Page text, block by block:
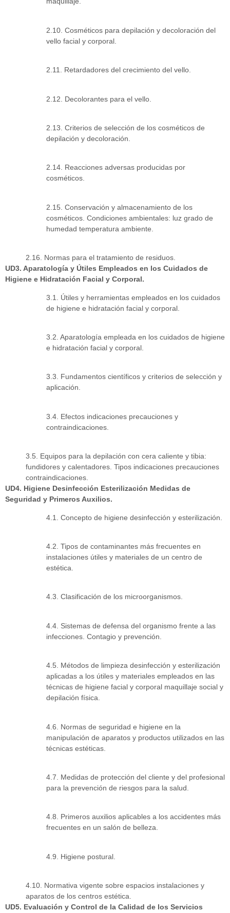
2.10. Cosméticos para depilación y decoloración del
vello facial y corporal.
2.11. Retardadores del crecimiento del vello.
2.12. Decolorantes para el vello.
2.13. Criterios de selección de los cosméticos de
depilación y decoloración.
2.14. Reacciones adversas producidas por
cosméticos.
2.15. Conservación y almacenamiento de los
cosméticos. Condiciones ambientales: luz grado de
humedad temperatura ambiente.
2.16. Normas para el tratamiento de residuos.
UD3. Aparatología y Útiles Empleados en los Cuidados de
Higiene e Hidratación Facial y Corporal.
3.1. Útiles y herramientas empleados en los cuidados
de higiene e hidratación facial y corporal.
3.2. Aparatología empleada en los cuidados de higiene
e hidratación facial y corporal.
3.3. Fundamentos científicos y criterios de selección y
aplicación.
3.4. Efectos indicaciones precauciones y
contraindicaciones.
3.5. Equipos para la depilación con cera caliente y tibia:
fundidores y calentadores. Tipos indicaciones precauciones
contraindicaciones.
UD4. Higiene Desinfección Esterilización Medidas de
Seguridad y Primeros Auxilios.
4.1. Concepto de higiene desinfección y esterilización.
4.2. Tipos de contaminantes más frecuentes en
instalaciones útiles y materiales de un centro de
estética.
4.3. Clasificación de los microorganismos.
4.4. Sistemas de defensa del organismo frente a las
infecciones. Contagio y prevención.
4.5. Métodos de limpieza desinfección y esterilización
aplicadas a los útiles y materiales empleados en las
técnicas de higiene facial y corporal maquillaje social y
depilación física.
4.6. Normas de seguridad e higiene en la
manipulación de aparatos y productos utilizados en las
técnicas estéticas.
4.7. Medidas de protección del cliente y del profesional
para la prevención de riesgos para la salud.
4.8. Primeros auxilios aplicables a los accidentes más
frecuentes en un salón de belleza.
4.9. Higiene postural.
4.10. Normativa vigente sobre espacios instalaciones y
aparatos de los centros estética.
UD5. Evaluación y Control de la Calidad de los Servicios